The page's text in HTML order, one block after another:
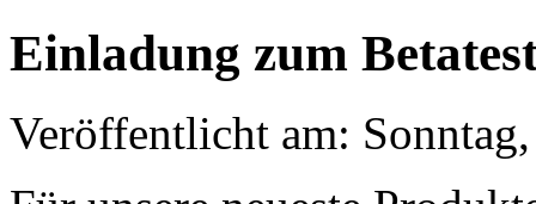
Einladung zum
Veröffentlicht am: